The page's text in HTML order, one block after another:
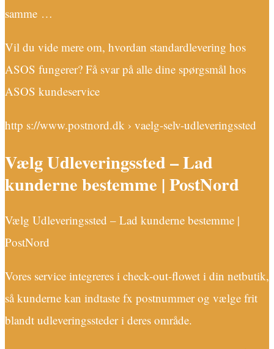
samme …
Vil du vide mere om, hvordan standardlevering hos
ASOS fungerer? Få svar på alle dine spørgsmål hos
ASOS kundeservice
http s://www.postnord.dk › vaelg-selv-udleveringssted
Vælg Udleveringssted – Lad
kunderne bestemme | PostNord
Vælg Udleveringssted – Lad kunderne bestemme |
PostNord
Vores service integreres i check-out-flowet i din netbutik,
så kunderne kan indtaste fx postnummer og vælge frit
blandt udleveringssteder i deres område.